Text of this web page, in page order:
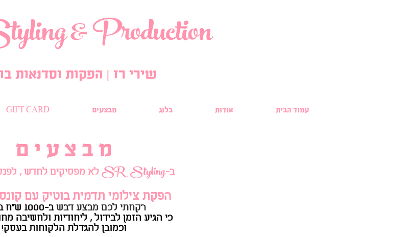
שירי רז | הפקות וסדנאות
עמוד הבית אודות בלוג מבצעים GIFT CARD
& Production
מ ב צ ע י ם
ב- SRStyling לא מפסיקים לחדש ,
הפקת צילומי תדמית בוטיק עם
רקחתי לכם מבצע דבשב-1000 ש"ח בלבד
כי הגיע הזמן לבידול , ליחודיות ולחשיבה
וכמובן להגדלת הלקוחות בעסק!